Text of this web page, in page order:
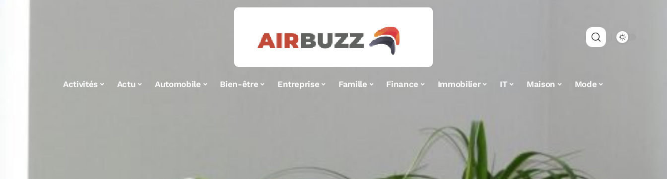
Activités Actu Automobile Bien-être Entreprise Famille Finance Immobilier IT Maison Mode